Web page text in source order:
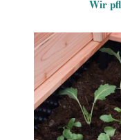
Wir